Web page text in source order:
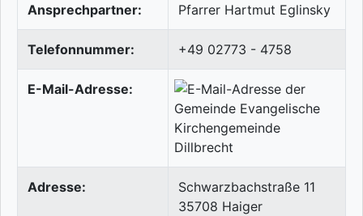
Ansprechpartner: Pfarrer Hartmut Eglinsky
Telefonnummer: +49 02773 - 4758
E-Mail-Adresse:
Adresse:
Schwarzbachstraße 11
35708 Haiger